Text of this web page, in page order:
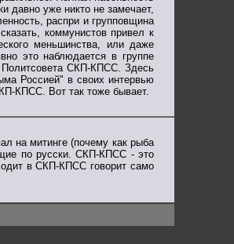
давно уже никто не замечает,
распри и групповщина
коммунистов привел к
меньшинства, или даже
это наблюдается в группе
СКП-КПСС. Здесь
Россией" в своих интервью
КПСС. Вот так тоже бывает.
на митинге (почему как рыба
по русски. СКП-КПСС - это
в СКП-КПСС говорит само